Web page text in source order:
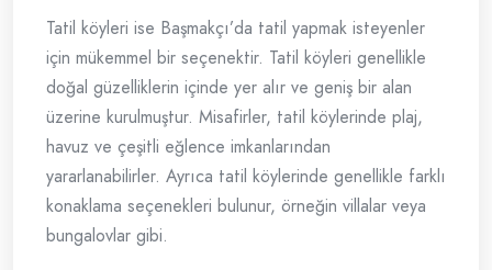
Tatil köyleri ise Başmakçı’da tatil yapmak isteyenler
için mükemmel bir seçenektir. Tatil köyleri genellikle
doğal güzelliklerin içinde yer alır ve geniş bir alan
üzerine kurulmuştur. Misafirler, tatil köylerinde plaj,
havuz ve çeşitli eğlence imkanlarından
yararlanabilirler. Ayrıca tatil köylerinde genellikle farklı
konaklama seçenekleri bulunur, örneğin villalar veya
bungalovlar gibi.